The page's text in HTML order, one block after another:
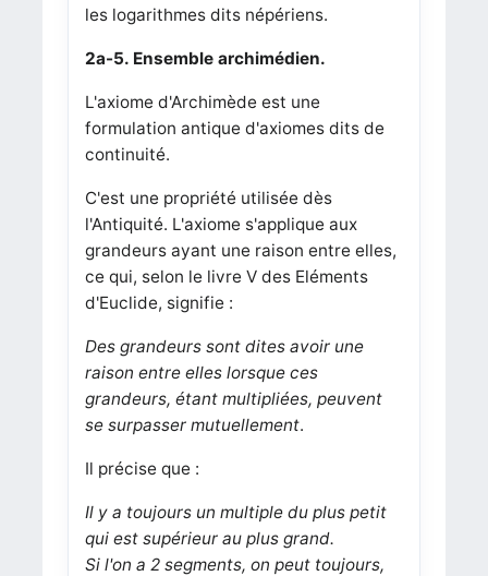
les logarithmes dits népériens.
2a-5. Ensemble archimédien.
L'axiome d'Archimède est une
formulation antique d'axiomes dits de
continuité.
C'est une propriété utilisée dès
l'Antiquité. L'axiome s'applique aux
grandeurs ayant une raison entre elles,
ce qui, selon le livre V des Eléments
d'Euclide, signifie :
Des grandeurs sont dites avoir une
raison entre elles lorsque ces
grandeurs, étant multipliées, peuvent
se surpasser mutuellement.
Il précise que :
Il y a toujours un multiple du plus petit
qui est supérieur au plus grand.
Si l'on a 2 segments, on peut toujours,